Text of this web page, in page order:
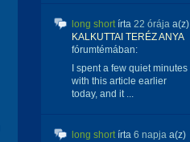
long shortírta 22 órája a(z)
KALKUTTAI TERÉZ ANYA
fórumtémában:
I spent a few quiet minutes
with this article earlier
today, and it ...
long shortírta 6 napja a(z)